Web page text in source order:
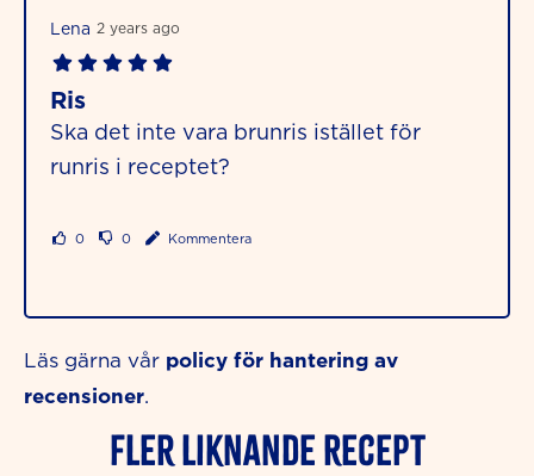
Lena 2 years ago
Ris
Ska det inte vara brunris istället för
runris i receptet?
0 0 Kommentera
Läs gärna vår policy för hantering av
recensioner.
Fler liknande Recept